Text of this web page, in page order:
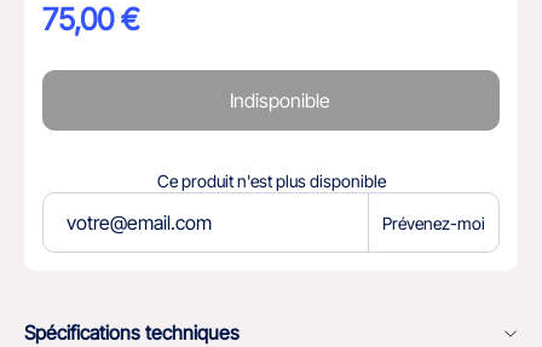
75,00 €
Indisponible
Ce produit n'est plus disponible
Prévenez-moi
Spécifications techniques